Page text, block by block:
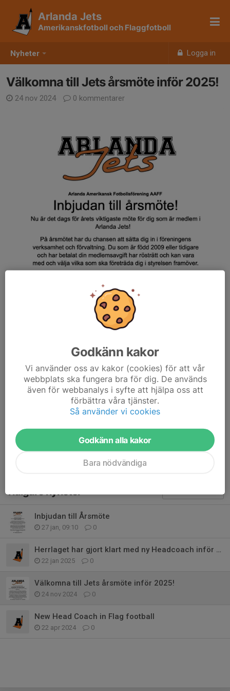
Nyheter Logga in
Arlanda Jets
Amerikanskfotboll och Flaggfotboll
Välkomna till Jets årsmöte inför 2025!
24 nov 2024 0 kommentarer
Dela nyhet
Tidigare nyheter
Inbjudan till Årsmöte
27 jan, 09:10 0
Herrlaget har gjort klart med ny Headcoach inför säsongen 2025!
22 jan 2025 0
Välkomna till Jets årsmöte inför 2025!
24 nov 2024 0
New Head Coach in Flag football
22 apr 2024 0
Godkänn kakor
Vi använder oss av kakor (cookies) för att vår
webbplats ska fungera bra för dig. De används
även för webbanalys i syfte att hjälpa oss att
förbättra våra tjänster.
Så använder vi cookies
Godkänn alla kakor
Bara nödvändiga